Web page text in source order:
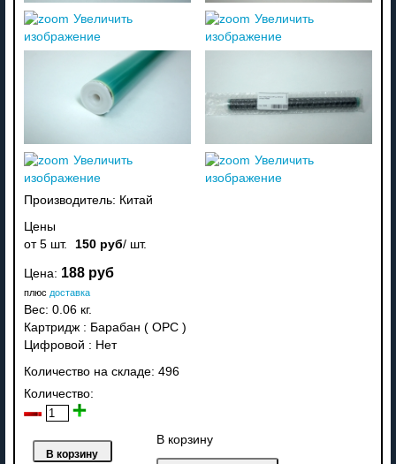
Увеличить
изображение
Увеличить
изображение
Увеличить
изображение
Увеличить
изображение
Производитель: Китай
Цены
от 5 шт.
150 руб/ шт.
Цена: 188 руб
плюс доставка
Вес: 0.06 кг.
Картридж: Барабан ( OPC )
Цифровой : Нет
Количество на складе: 496
Количество:
В корзину